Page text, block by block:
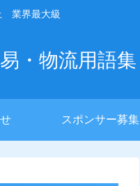
業界最大級
・物流用語集
スポンサー募集